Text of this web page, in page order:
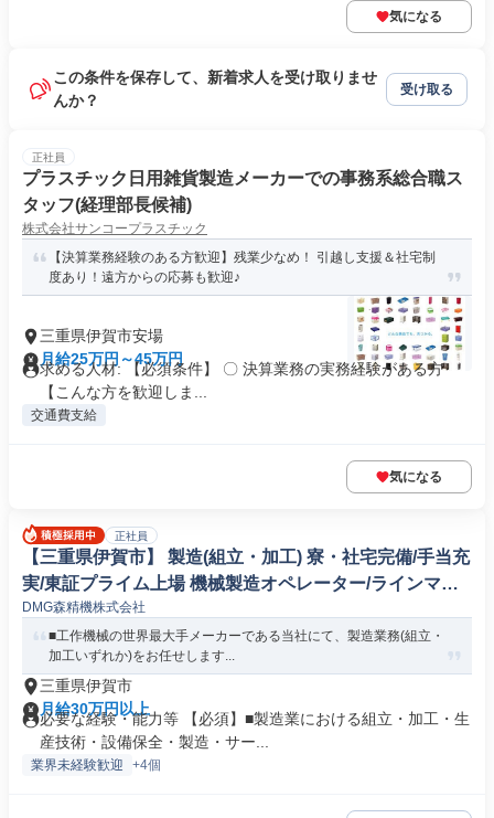
気になる
この条件を保存して、新着求人を受け取りませ
んか？
受け取る
正社員
プラスチック日用雑貨製造メーカーでの事務系総合職ス
タッフ(経理部長候補)
株式会社サンコープラスチック
【決算業務経験のある方歓迎】残業少なめ！ 引越し支援＆社宅制
度あり！遠方からの応募も歓迎♪
三重県伊賀市安場
月給25万円～45万円
求める人材: 【必須条件】 〇 決算業務の実務経験がある方
【こんな方を歓迎しま...
交通費支給
気になる
正社員
【三重県伊賀市】 製造(組立・加工) 寮・社宅完備/手当充
実/東証プライム上場 機械製造オペレーター/ラインマネ
ージャー
DMG森精機株式会社
■工作機械の世界最大手メーカーである当社にて、製造業務(組立・
加工いずれか)をお任せします...
三重県伊賀市
月給30万円以上
必要な経験・能力等 【必須】■製造業における組立・加工・生
産技術・設備保全・製造・サー...
業界未経験歓迎 +4個